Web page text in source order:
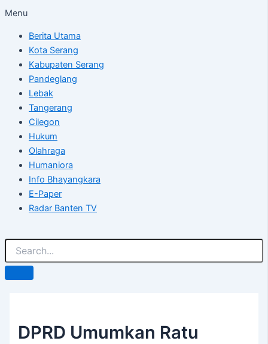
Menu
Berita Utama
Kota Serang
Kabupaten Serang
Pandeglang
Lebak
Tangerang
Cilegon
Hukum
Olahraga
Humaniora
Info Bhayangkara
E-Paper
Radar Banten TV
DPRD Umumkan Ratu